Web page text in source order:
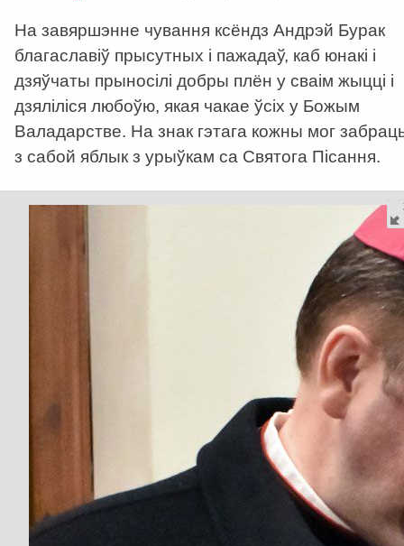
На завяршэнне чування ксёндз Андрэй Бурак
благаславіў прысутных і пажадаў, каб юнакі і
дзяўчаты прыносілі добры плён у сваім жыцці і
дзяліліся любоўю, якая чакае ўсіх у Божым
Валадарстве. На знак гэтага кожны мог
з сабой яблык з урыўкам са Святога Пісання.